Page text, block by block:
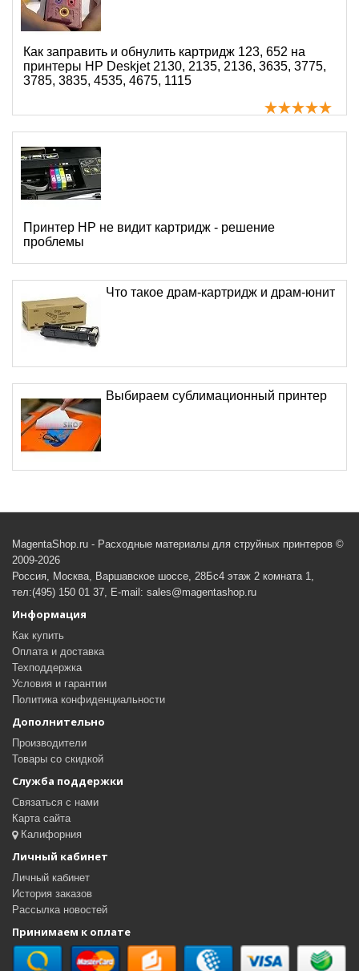
Как заправить и обнулить картридж 123, 652 на
принтеры HP Deskjet 2130, 2135, 2136, 3635, 3775,
3785, 3835, 4535, 4675, 1115
Принтер HP не видит картридж - решение
проблемы
Что такое драм-картридж и драм-юнит
Выбираем сублимационный принтер
MagentaShop.ru - Расходные материалы для струйных принтеров ©
2009-2026
Россия, Москва, Варшавское шоссе, 28Бс4 этаж 2 комната 1,
тел:(495) 150 01 37, E-mail: sales@magentashop.ru
Информация
Как купить
Оплата и доставка
Техподдержка
Условия и гарантии
Политика конфиденциальности
Дополнительно
Производители
Товары со скидкой
Служба поддержки
Связаться с нами
Карта сайта
Калифорния
Личный кабинет
Личный кабинет
История заказов
Рассылка новостей
Принимаем к оплате